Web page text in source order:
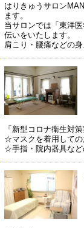
はりきゅうサロン
ます。
当サロンでは「東洋
伝いをいたします。
肩こり・腰痛などの身
「新型コロナ衛生対
☆マスクを着用しての
☆手指・院内器具など